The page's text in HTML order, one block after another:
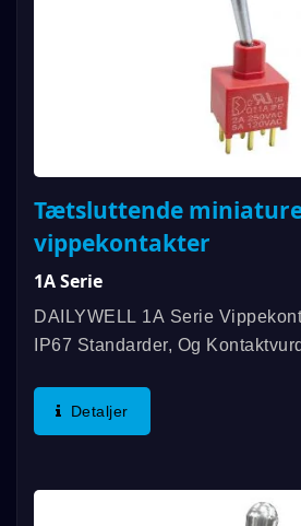
Tætsluttende
vippekontakter
1A Serie
DAILYWELL 1A Serie
IP67 Standarder, Og
SPDT, DPDT, 3PDT Og Mere.
Tætningsdesign...
Detaljer